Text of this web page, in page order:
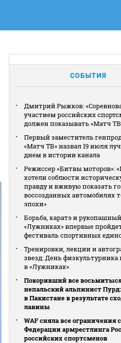
СОБЫТИЯ
Дмитрий Рыжков:
участием российских
должен показывать «Матч
Первый заместитель
«Матч ТВ» назвал 19 июля
днем в истории канала
Режиссер «Битвы моторов»:
хотели соблюсти
правду и вживую показать
воссозданных автомобилях
эпохи»
Борьба, каратэ и
«Лужниках» впервые
фестиваль спортивных
Тренировки, лекции и
звезд: День физкультурника
в «Лужниках»
Покоривший все
непальский альпинист
в Пакистане в результате
лавины
WAF сняла все ограничения с
Федерации армрестлинга
российских спортсменов